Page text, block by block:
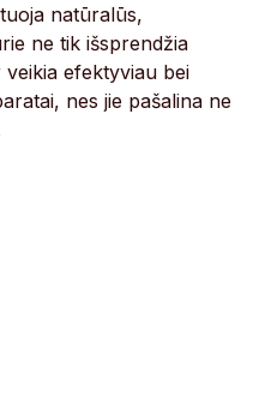
natūralūs,
ne tik išsprendžia
efektyviau bei
nes jie pašalina ne